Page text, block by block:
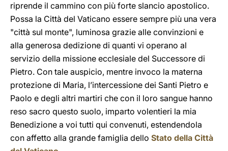
riprende il cammino con più forte slancio apostolico.
Possa la Città del Vaticano essere sempre più una vera
"città sul monte", luminosa grazie alle convinzioni e
alla generosa dedizione di quanti vi operano al
servizio della missione ecclesiale del Successore di
Pietro. Con tale auspicio, mentre invoco la materna
protezione di Maria, l’intercessione dei Santi Pietro e
Paolo e degli altri martiri che con il loro sangue hanno
reso sacro questo suolo, imparto volentieri la mia
Benedizione a voi tutti qui convenuti, estendendola
con affetto alla grande famiglia dello Stato della Città